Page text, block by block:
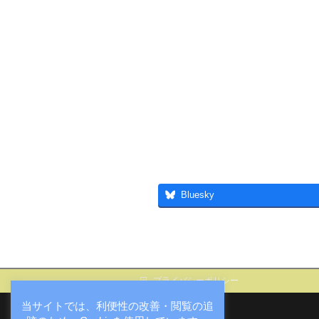
Bluesky
プライバシーポリシー
大庄屋諏訪家屋敷
当サイトでは、利便性の改善・閲覧の追